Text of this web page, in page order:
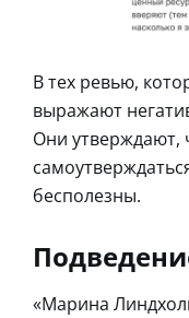
В тех ревью,
выражают
Они
бесполезны.
«Марина